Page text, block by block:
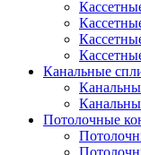
Канальные
Потолочные